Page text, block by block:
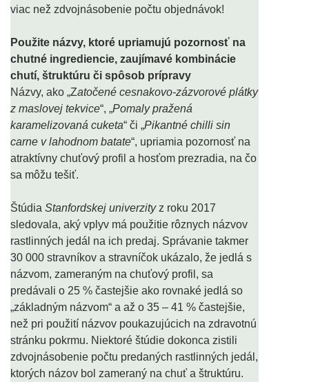
viac než zdvojnásobenie počtu objednávok!
Použite názvy, ktoré upriamujú pozornosť na
chutné ingrediencie, zaujímavé kombinácie
chutí, štruktúru či spôsob prípravy
Názvy, ako „Zatočené cesnakovo-zázvorové plátky
z maslovej tekvice“, „Pomaly pražená
karamelizovaná cuketa“ či „Pikantné chilli sin
carne v lahodnom batate“, upriamia pozornosť na
atraktívny chuťový profil a hosťom prezradia, na čo
sa môžu tešiť.
Štúdia Stanfordskej univerzityz roku 2017
sledovala, aký vplyv má použitie rôznych názvov
rastlinných jedál na ich predaj. Správanie takmer
30 000 stravníkov a stravníčok ukázalo, že jedlá s
názvom, zameraným na chuťový profil, sa
predávali o 25 % častejšie ako rovnaké jedlá so
„základným názvom“ a až o 35 – 41 % častejšie,
než pri použití názvov poukazujúcich na zdravotnú
stránku pokrmu. Niektoré štúdie dokonca zistili
zdvojnásobenie počtu predaných rastlinných jedál,
ktorých názov bol zameraný na chuť a štruktúru.